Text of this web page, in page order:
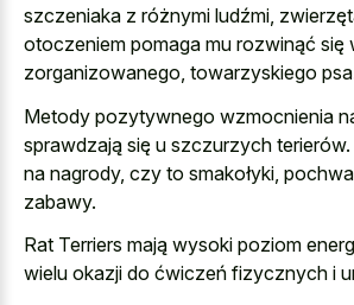
szczeniaka z różnymi ludźmi,
otoczeniem pomaga mu rozwinąć się
zorganizowanego, towarzyskiego
Metody pozytywnego wzmocnienia
sprawdzają się u szczurzych
na nagrody, czy to smakołyki,
zabawy.
Rat Terriers mają wysoki poziom
wielu okazji do ćwiczeń fizycznych i